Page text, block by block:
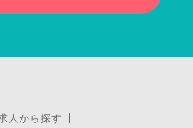
人から探す